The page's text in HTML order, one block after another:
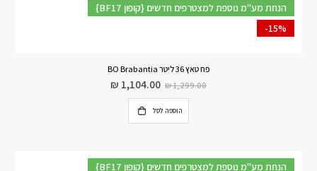
{BF17 קופון} הנחת מע"מ נוספת למצטרפים חדשים
-15%
פח טאץ 36 ליטר BO Brabantia
₪1,299.00
₪ 1,104.00
הוספה לסל
{BF17 קופון} הנחת מע"מ נוספת למצטרפים חדשים